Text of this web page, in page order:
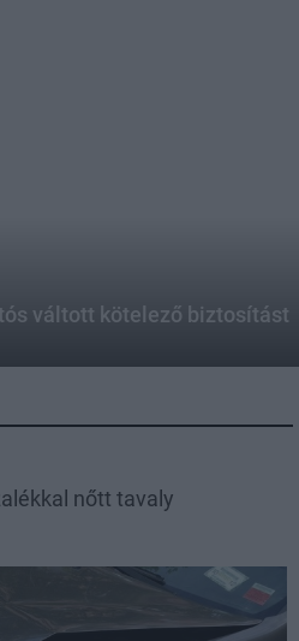
váltott kötelező biztosítást
nőtt tavaly